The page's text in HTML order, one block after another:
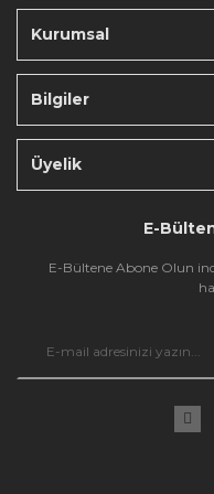
Kurumsal
Bilgiler
Üyelik
E-
E-Bültene Abone Olun